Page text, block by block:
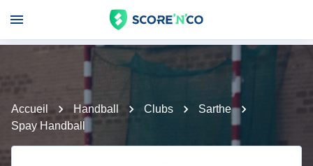
Accueil Handball Clubs
Sarthe
Spay Handball